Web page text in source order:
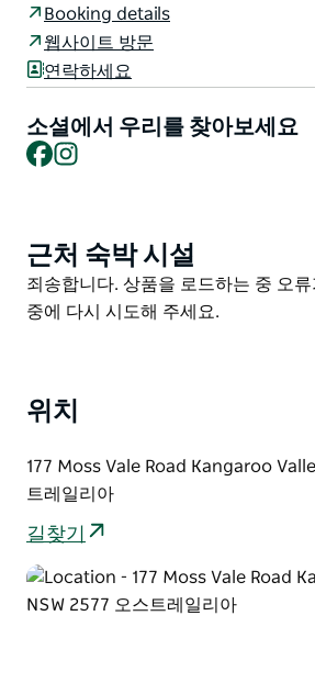
매년 10월, 3일간 열리는 이 가족 친
전역의 다양한 포크 루트 어쿠스틱 아
니다. 아늑한 어쿠스틱 공연과 에너지
공연부터 시 스토리텔링 워크숍까지
맞는 다채로운 프로그램을 제공합니다.
매력적인 마을 쇼그라운드와 지역 행
리고 소통의 기회를 즐길 수 있습니다.
캥거루 밸리 포크 페스티벌에 처음
든 잠시 멈춰 서서 음악에 흠뻑 빠져
Booking details
웹사이트 방문
연락하세요
소셜에서 우리를 찾아보세요
Facebook
Product
List
근처 숙박 시설
Product
List
죄송합니다. 상품을 로드하는 중 오
중에 다시 시도해 주세요.
위치
177 Moss Vale Road Kangaroo
트레일리아
길찾기